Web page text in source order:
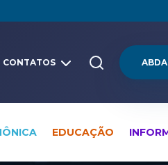
CONTATOS
EDUCAÇÃO
Atletismo